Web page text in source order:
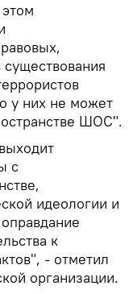
у них не может
ШОС".
с
идеологии и
к
- отметил
организации.